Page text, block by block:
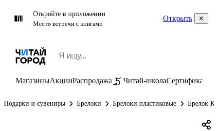
Откройте в приложении
Место встречи с книгами
Открыть
МагазиныАкцииРаспродажа Читай-школаСертификаты
Подарки и сувениры Брелоки Брелоки пластиковые Брелок